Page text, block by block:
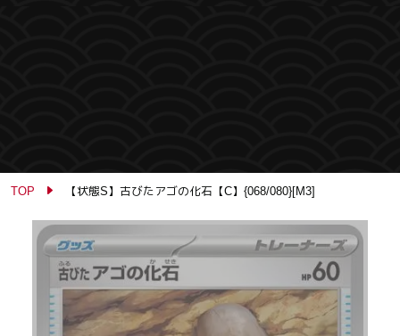
TOP 【状態S】古びたアゴの化石【C】{068/080}[M3]